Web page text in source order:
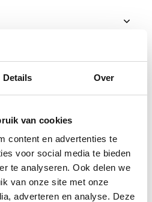
Details Over
van cookies
content en advertenties te
voor social media te bieden
te analyseren. Ook delen we
van onze site met onze
adverteren en analyse. Deze